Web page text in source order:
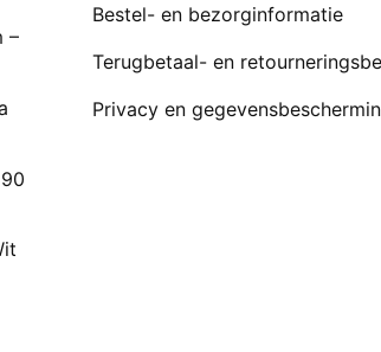
–
Bestel- en bezorginformatie
Terugbetaal- en
Privacy en